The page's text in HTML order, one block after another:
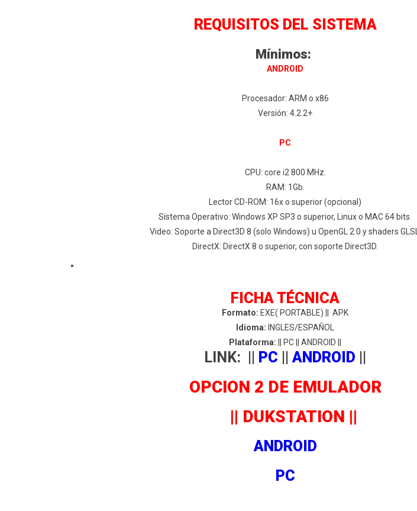
REQUISITOS DEL SISTEMA
Mínimos:
ANDROID
Procesador: ARM o x86
Versión: 4.2.2+
PC
CPU: core i2 800 MHz.
RAM: 1Gb.
Lector CD-ROM: 16x o superior (opcional)
Sistema Operativo: Windows XP SP3 o superior, Linux o MAC 64 bits.
Video: Soporte a Direct3D 8 (solo Windows) u OpenGL 2.0 y shaders GLSL.
DirectX: DirectX 8 o superior, con soporte Direct3D.
FICHA TÉCNICA
Formato: EXE( PORTABLE) || APK
Idioma: INGLES/ESPAÑOL
Plataforma: || PC || ANDROID ||
LINK: PC ||ANDROID
OPCION 2 DE EMULADOR
|| DUKSTATION ||
ANDROID
PC